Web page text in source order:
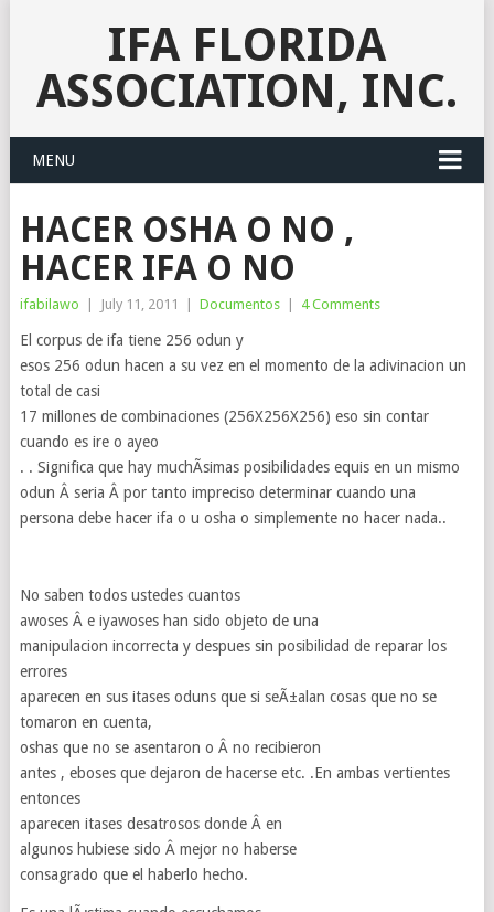
IFA FLORIDA
ASSOCIATION, INC.
MENU
HACER OSHA O NO ,
HACER IFA O NO
ifabilawo July 11, 2011 Documentos 4 Comments
El corpus de ifa tiene 256 odun y
esos 256 odun hacen a su vez en el momento de la adivinacion un
total de casi
17 millones de combinaciones (256X256X256) eso sin contar
cuando es ire o ayeo
. . Significa que hay muchÃ­simas posibilidades equis en un mismo
odun Â seria Â por tanto impreciso determinar cuando una
persona debe hacer ifa o u osha o simplemente no hacer nada..
No saben todos ustedes cuantos
awoses Â e iyawoses han sido objeto de una
manipulacion incorrecta y despues sin posibilidad de reparar los
errores
aparecen en sus itases oduns que si seÃ±alan cosas que no se
tomaron en cuenta,
oshas que no se asentaron o Â no recibieron
antes , eboses que dejaron de hacerse etc. .En ambas vertientes
entonces
aparecen itases desatrosos donde Â en
algunos hubiese sido Â mejor no haberse
consagrado que el haberlo hecho.